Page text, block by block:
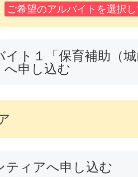
ご希望のアルバイトを選択
イト１「保育補助（
へ申し込む
ティアへ申し込む